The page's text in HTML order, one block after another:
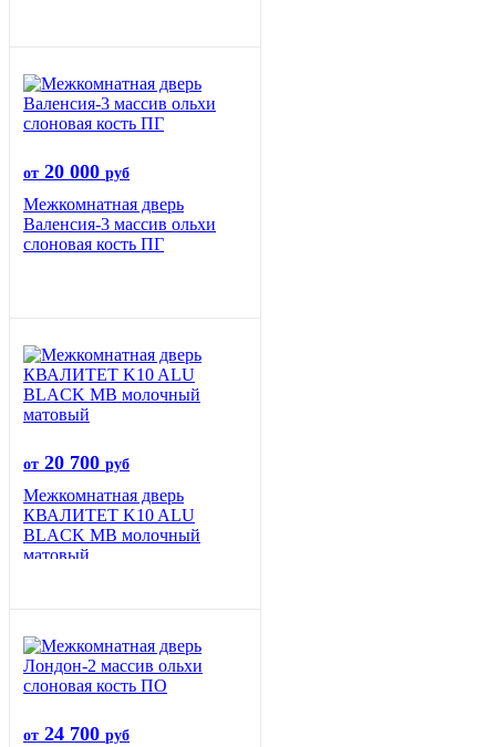
от 20 000 руб
Межкомнатная дверь
Валенсия-3 массив ольхи
слоновая кость ПГ
от 20 700 руб
Межкомнатная дверь
КВАЛИТЕТ K10 ALU
BLACK MB молочный
матовый
от 24 700 руб